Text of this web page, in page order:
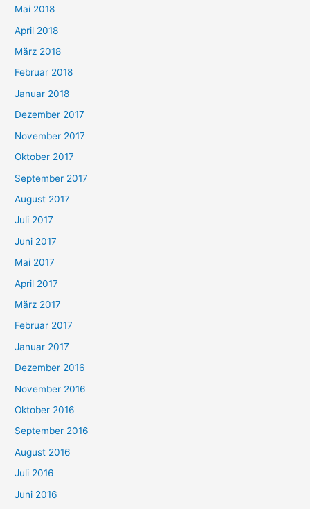
Mai 2018
April 2018
März 2018
Februar 2018
Januar 2018
Dezember 2017
November 2017
Oktober 2017
September 2017
August 2017
Juli 2017
Juni 2017
Mai 2017
April 2017
März 2017
Februar 2017
Januar 2017
Dezember 2016
November 2016
Oktober 2016
September 2016
August 2016
Juli 2016
Juni 2016